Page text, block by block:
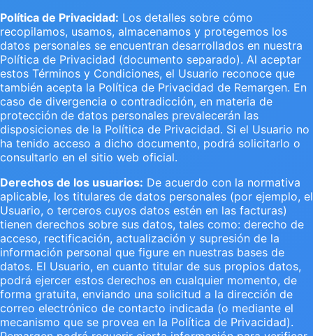
Política de Privacidad: Los detalles sobre cómo
recopilamos, usamos, almacenamos y protegemos los
datos personales se encuentran desarrollados en nuestra
Política de Privacidad (documento separado). Al aceptar
estos Términos y Condiciones, el Usuario reconoce que
también acepta la Política de Privacidad de Remargen. En
caso de divergencia o contradicción, en materia de
protección de datos personales prevalecerán las
disposiciones de la Política de Privacidad. Si el Usuario no
ha tenido acceso a dicho documento, podrá solicitarlo o
consultarlo en el sitio web oficial.
Derechos de los usuarios: De acuerdo con la normativa
aplicable, los titulares de datos personales (por ejemplo, el
Usuario, o terceros cuyos datos estén en las facturas)
tienen derechos sobre sus datos, tales como: derecho de
acceso, rectificación, actualización y supresión de la
información personal que figure en nuestras bases de
datos. El Usuario, en cuanto titular de sus propios datos,
podrá ejercer estos derechos en cualquier momento, de
forma gratuita, enviando una solicitud a la dirección de
correo electrónico de contacto indicada (o mediante el
mecanismo que se provea en la Política de Privacidad).